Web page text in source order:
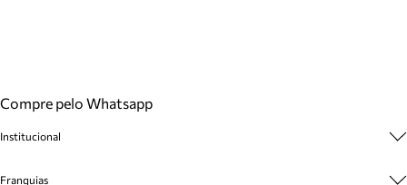
Compre pelo Whatsapp
Institucional
Franquias